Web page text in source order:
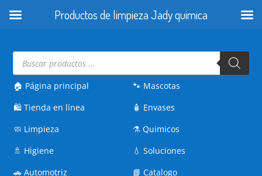
Búsqueda
productos
🏠 Página principal
🛍️Tienda en línea
🧼 Limpieza
🚿 Higiene
🚗Automotriz
🐾 Mascotas
🧴 Envases
⚗️Quimicos
💧Soluciones
📘Catalogo
Productos de limpieza Jady quimica